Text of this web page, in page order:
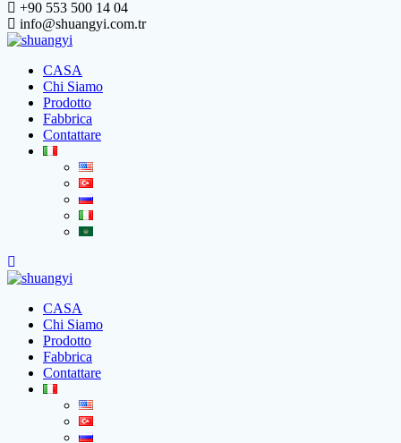
+90 553 500 14 04
info@shuangyi.com.tr
CASA
Chi Siamo
Prodotto
Fabbrica
Contattare
CASA
Chi Siamo
Prodotto
Fabbrica
Contattare